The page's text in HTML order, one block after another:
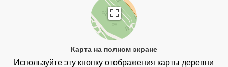
Карта на полном экране
Используйте эту кнопку отображения карты деревни